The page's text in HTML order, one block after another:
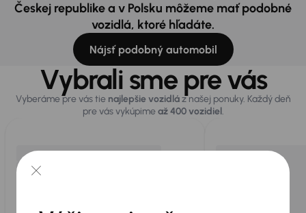
Českej republike a v Polsku môžeme mať podobné
vozidlá, ktoré hľadáte.
Nájsť podobný automobil
Vybrali sme pre vás
Vyberáme pre vás tie najlepšie vozidláz našej ponuky. Každý deň
pre vás vykúpimeaž 400 vozidiel.